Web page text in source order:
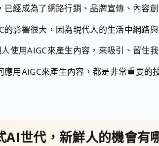
已經成為了網路行銷、品牌宣傳、內容
的影響很大，因為現代人的生活中網路
使用AIGC來產生內容，來吸引、留住
應用AIGC來產生內容，都是非常重要的
AI世代，新鮮人的機會有